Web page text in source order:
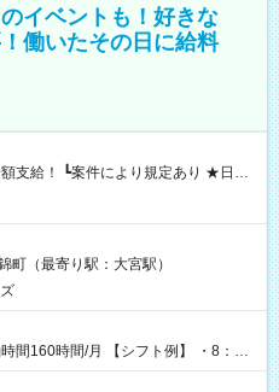
イベントも！好きな
働いたその日に給料
たその日に現金GET♪ お仕事後はコ
とせます！ 【試用期間】試
町（最寄り駅：大宮駅）
【シフト例】 ・8：00